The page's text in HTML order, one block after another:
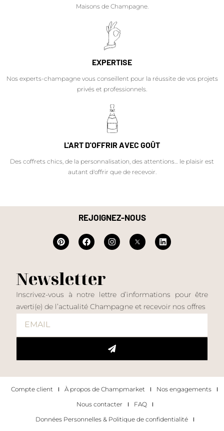
Maisons de Champagne.
EXPERTISE
Nos experts-champagne vous conseillent pour la réussite de vos projets
privés et professionnels.
L'ART D'OFFRIR AVEC GOÛT
Des coffrets chics, de la personnalisation, des attentions… le plaisir est
autant d'offrir que de recevoir.
REJOIGNEZ-NOUS
Newsletter
Inscrivez-vous à notre lettre d’informations pour être
averti(e) de l’actualité Champagne et recevoir nos offres
Compte client À propos de Champmarket
Nos engagements
Nous contacter
FAQ
Données Personnelles & Politique de confidentialité